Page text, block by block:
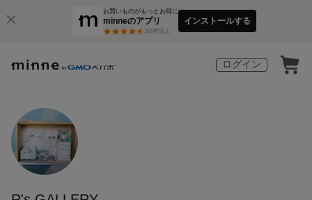
お買いものがもっとお得に
minneのアプリ
3万件以上
インストールする
ログイン